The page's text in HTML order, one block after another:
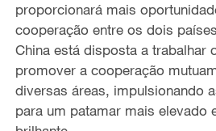
proporcionará mais
cooperação entre os dois
China está disposta a trabalhar
promover a cooperação
diversas áreas, impulsionando
para um patamar mais elevado